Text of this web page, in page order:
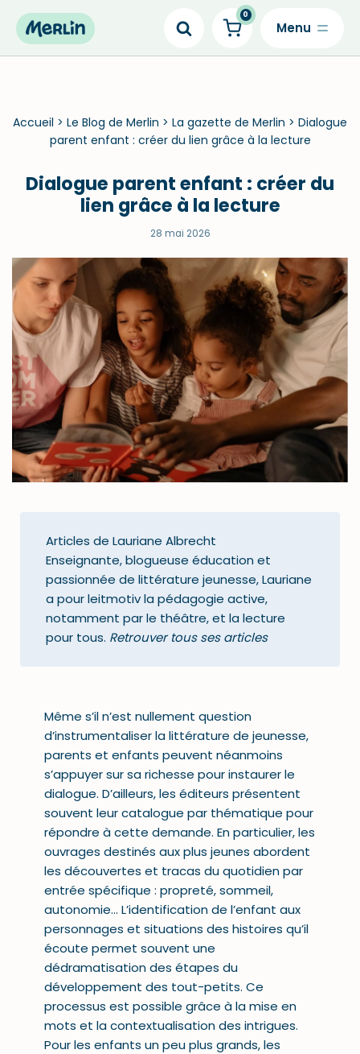
Skip
0
Accueil > Le Blog de Merlin > La gazette de Merlin > Dialogue
parent enfant : créer du lien grâce à la lecture
Dialogue parent enfant : créer du
lien grâce à la lecture
28 mai 2026
Articles de Lauriane Albrecht
Enseignante, blogueuse éducation et
passionnée de littérature jeunesse, Lauriane
a pour leitmotiv la pédagogie active,
notamment par le théâtre, et la lecture
pour tous. Retrouver tous ses articles
Même s’il n’est nullement question
d’instrumentaliser la littérature de jeunesse,
parents et enfants peuvent néanmoins
s’appuyer sur sa richesse pour instaurer le
dialogue. D’ailleurs, les éditeurs présentent
souvent leur catalogue par thématique pour
répondre à cette demande. En particulier, les
ouvrages destinés aux plus jeunes abordent
les découvertes et tracas du quotidien par
entrée spécifique : propreté, sommeil,
autonomie… L’identification de l’enfant aux
personnages et situations des histoires qu’il
écoute permet souvent une
dédramatisation des étapes du
développement des tout-petits. Ce
processus est possible grâce à la mise en
mots et la contextualisation des intrigues.
Pour les enfants un peu plus grands, les